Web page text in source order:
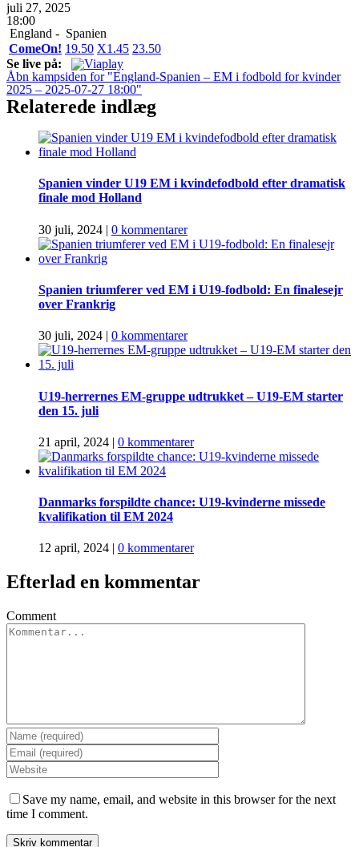
juli 27, 2025
18:00
England - Spanien
ComeOn! 19.50 X1.45 23.50
Se live på:
Åbn kampsiden for "England-Spanien – EM i fodbold for kvinder
2025 – 2025-07-27 18:00"
Relaterede indlæg
Spanien vinder U19 EM i kvindefodbold efter dramatisk
finale mod Holland
30 juli, 2024 | 0 kommentarer
Spanien triumferer ved EM i U19-fodbold: En finalesejr
over Frankrig
30 juli, 2024 | 0 kommentarer
U19-herrernes EM-gruppe udtrukket – U19-EM starter
den 15. juli
21 april, 2024 | 0 kommentarer
Danmarks forspildte chance: U19-kvinderne missede
kvalifikation til EM 2024
12 april, 2024 | 0 kommentarer
Efterlad en kommentar
Comment
Save my name, email, and website in this browser for the next
time I comment.